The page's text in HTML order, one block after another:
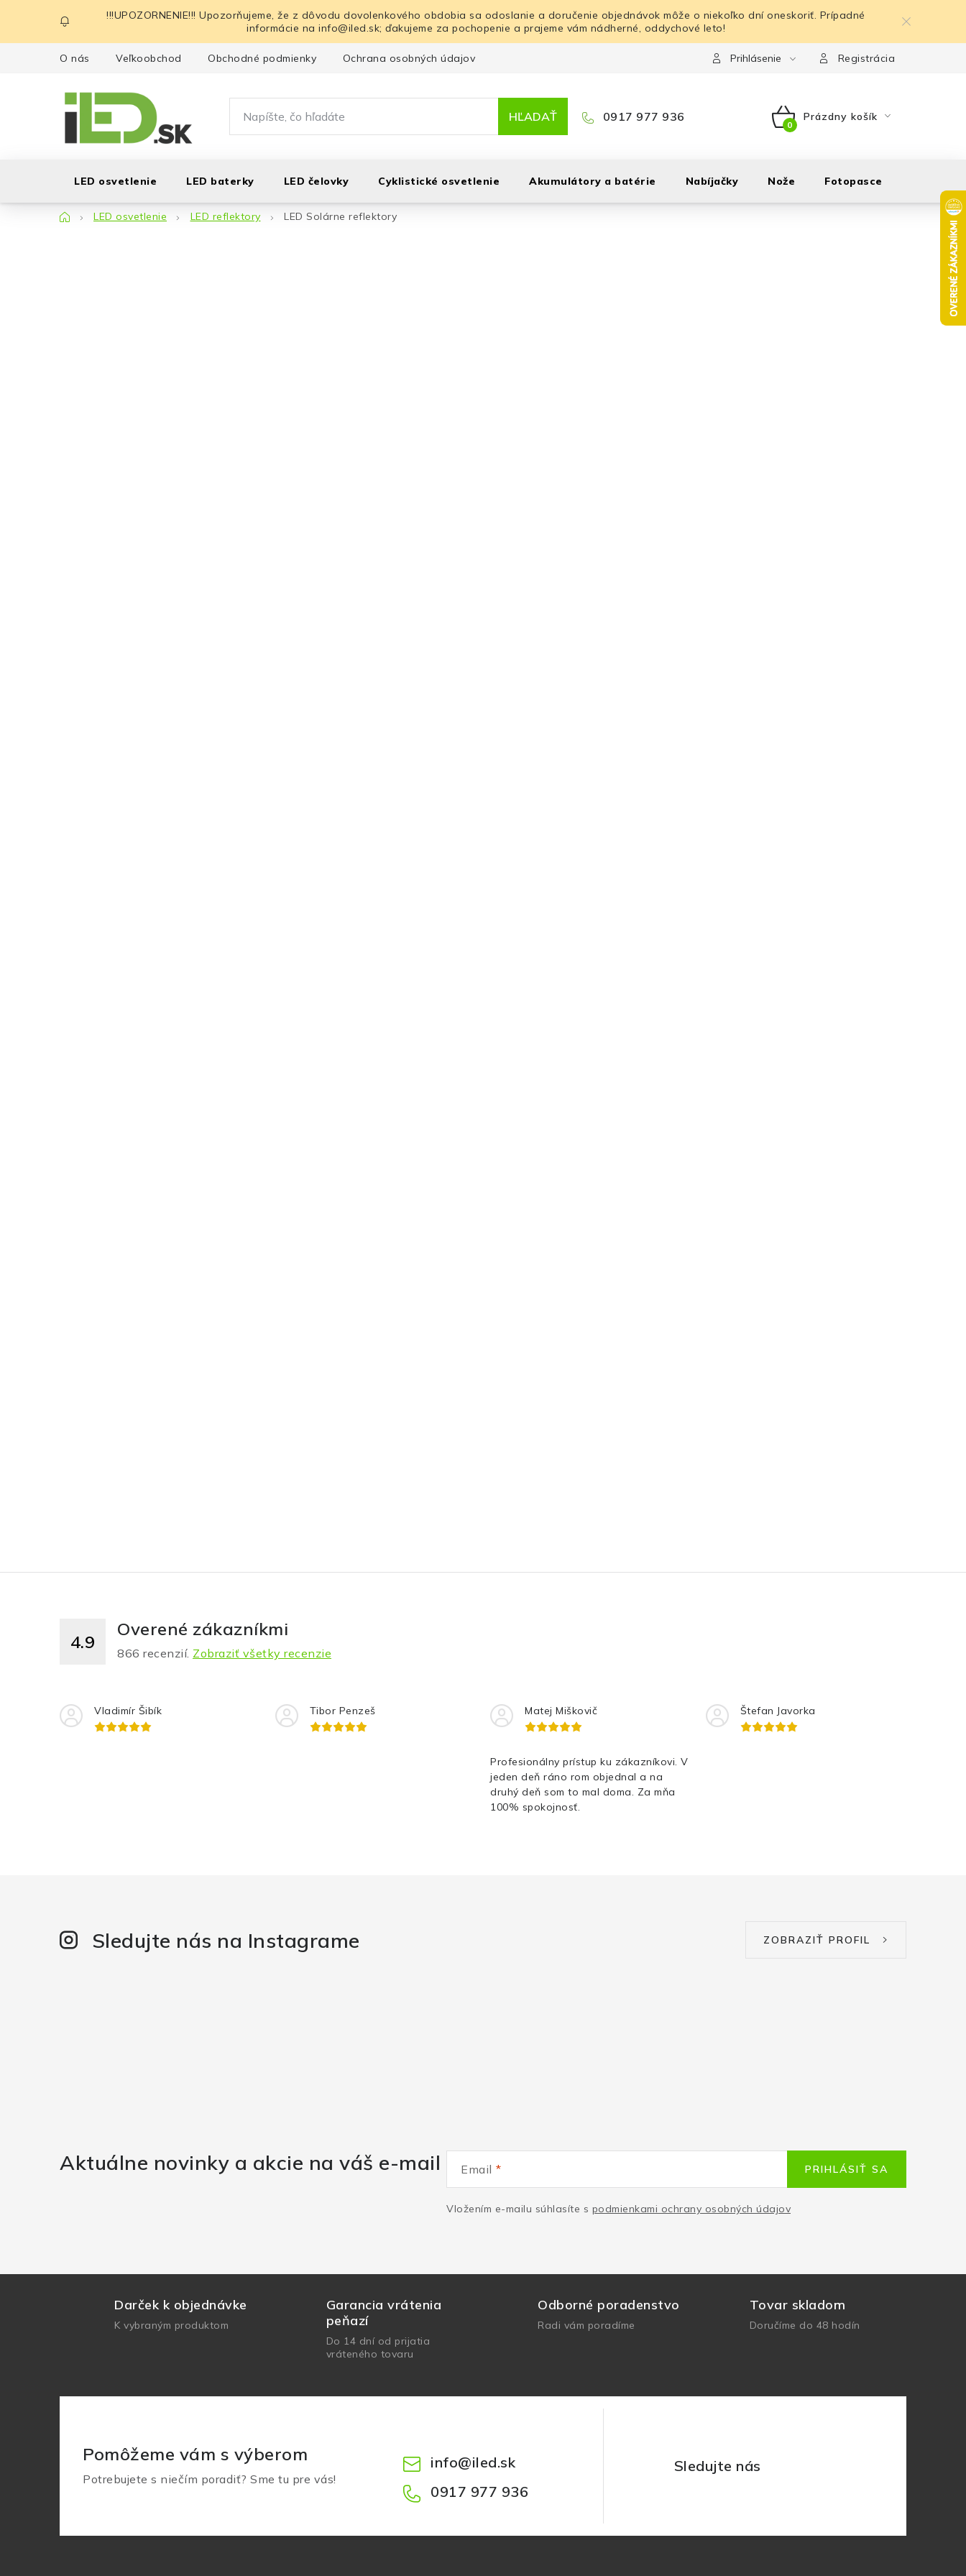
obsah
!!!UPOZORNENIE!!! Upozorňujeme, že z dôvodu dovolenkového obdobia sa odoslanie a doručenie objednávok môže o niekoľko dní oneskoriť. Prípadné
informácie na info@iled.sk; ďakujeme za pochopenie a prajeme vám nádherné, oddychové leto!
O nás Veľkoobchod Obchodné podmienky Ochrana osobných údajov Prihlásenie Registrácia
HĽADAŤ 0917 977 936
NÁKUPNÝ
Prázdny košík
LED osvetlenie LED baterky LED čelovky Cyklistické osvetlenie Akumulátory a batérie Nabíjačky Nože Fotopasce
DomovLED osvetlenie LED reflektory LED Solárne reflektory
4.9
Overené zákazníkmi
866 recenzií. Zobraziť všetky recenzie
Vladimír Šibík Tibor Penzeš Matej Miškovič
Profesionálny prístup ku zákazníkovi. V
jeden deň ráno rom objednal a na
druhý deň som to mal doma. Za mňa
100% spokojnosť.
Štefan Javorka
Sledujte nás na Instagrame ZOBRAZIŤ PROFIL
Aktuálne novinky a akcie na váš e-mail Email
Vložením e-mailu súhlasíte s podmienkami ochrany osobných údajov
PRIHLÁSIŤ SA
Darček k objednávke
K vybraným produktom
Garancia vrátenia
peňazí
Do 14 dní od prijatia
vráteného tovaru
Odborné poradenstvo
Radi vám poradíme
Tovar skladom
Doručíme do 48 hodín
Pomôžeme vám s výberom
Potrebujete s niečím poradiť? Sme tu pre vás!
info@iled.sk
0917 977 936